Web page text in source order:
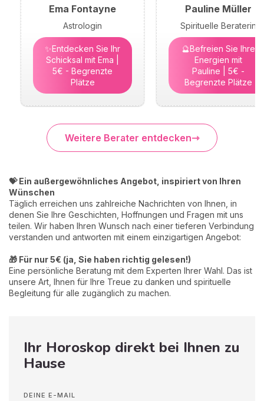
Ema Fontayne
Astrologin
✨Entdecken Sie Ihr
Schicksal mit Ema |
5€ - Begrenzte
Plätze
Pauline Müller
Spirituelle Beraterin
🔮Befreien Sie Ihre
Energien mit
Pauline | 5€ -
Begrenzte Plätze
Weitere Berater entdecken
💝 Ein außergewöhnliches Angebot, inspiriert von Ihren
Wünschen
Täglich erreichen uns zahlreiche Nachrichten von Ihnen, in
denen Sie Ihre Geschichten, Hoffnungen und Fragen mit uns
teilen. Wir haben Ihren Wunsch nach einer tieferen Verbindung
verstanden und antworten mit einem einzigartigen Angebot:
🎁 Für nur 5€ (ja, Sie haben richtig gelesen!)
Eine persönliche Beratung mit dem Experten Ihrer Wahl. Das ist
unsere Art, Ihnen für Ihre Treue zu danken und spirituelle
Begleitung für alle zugänglich zu machen.
Ihr Horoskop direkt bei Ihnen zu
Hause
DEINE E-MAIL